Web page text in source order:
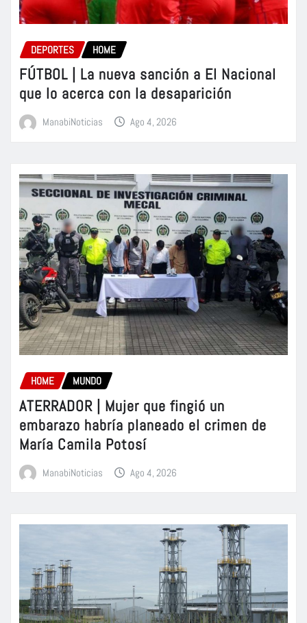
DEPORTES HOME
FÚTBOL | La nueva sanción a El Nacional
que lo acerca con la desaparición
ManabiNoticias Ago 4, 2026
HOME MUNDO
ATERRADOR | Mujer que fingió un
embarazo habría planeado el crimen de
María Camila Potosí
ManabiNoticias Ago 4, 2026